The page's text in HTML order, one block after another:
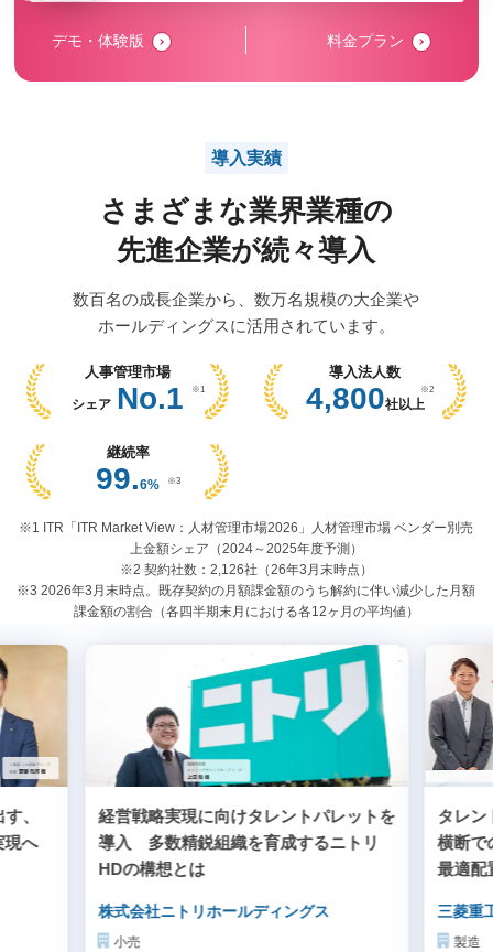
デモ・体験版 料金プラン
導入実績
さまざまな業界業種の
先進企業が続々導入
数百名の成長企業から、数万名規模の大企業や
ホールディングスに活用されています。
人事管理市場
シェア No.1 ※1
導入法人数
4,800社以上
※2
継続率
99.6% ※3
※1 ITR「ITR Market View：人材管理市場2026」人材管理市場 ベンダー別売
上金額シェア（2024～2025年度予測）
※2 契約社数：2,126社（26年3月末時点）
※3 2026年3月末時点。既存契約の月額課金額のうち解約に伴い減少した月額
課金額の割合（各四半期末月における各12ヶ月の平均値）
、
現へ
経営戦略実現に向けタレントパレットを
導入 多数精鋭組織を育成するニトリ
HDの構想とは
株式会社ニトリホールディングス
小売
タレン
横断で
最適配
三菱重
製造